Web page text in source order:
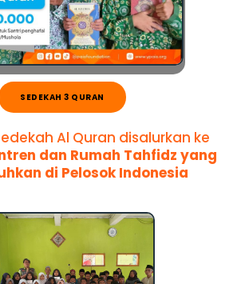
SEDEKAH 3 QURAN
Al Quran disalurkan ke
dan Rumah Tahfidz yang
di Pelosok Indonesia